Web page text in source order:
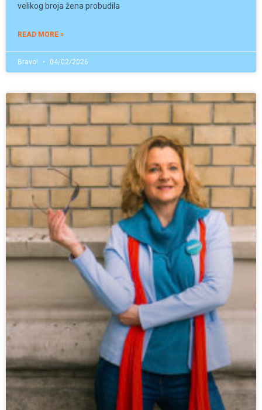
velikog broja žena probudila
READ MORE »
Bravo! 04/02/2026